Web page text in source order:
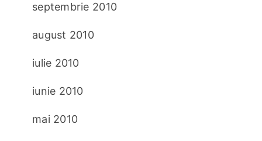
septembrie 2010
august 2010
iulie 2010
iunie 2010
mai 2010